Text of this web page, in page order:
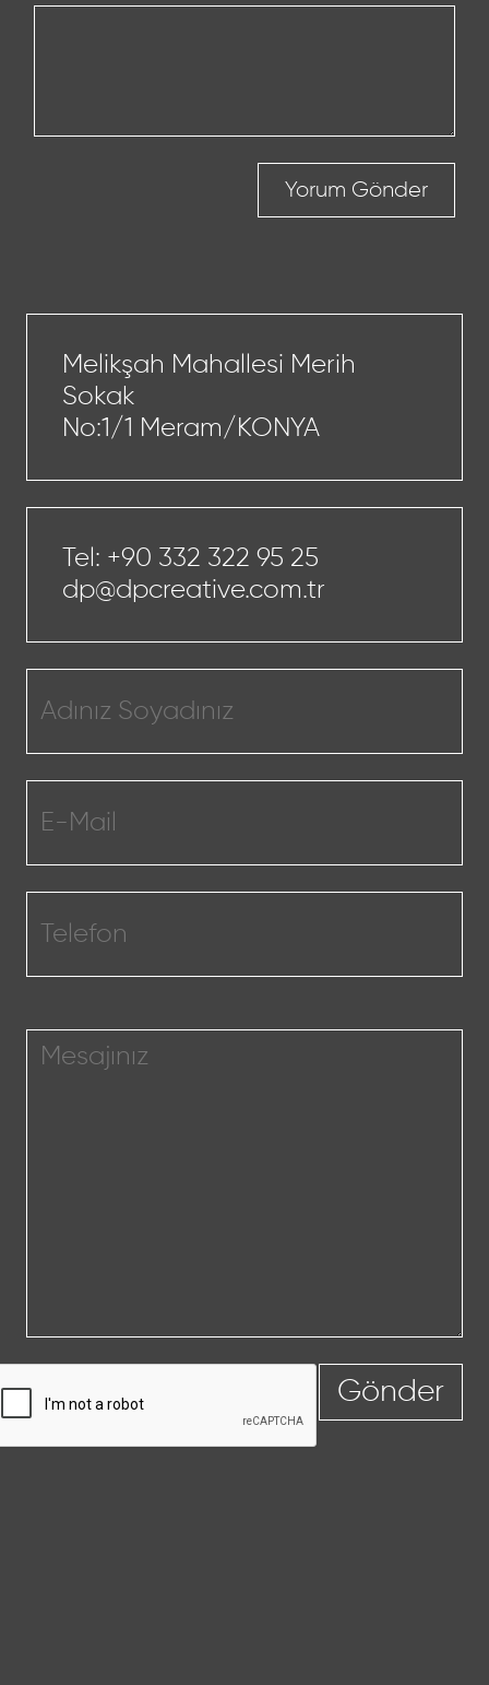
Yorum Gönder
Melikşah Mahallesi Merih
Sokak
No:1/1 Meram/KONYA
Tel: +90 332 322 95 25
dp@dpcreative.com.tr
Gönder